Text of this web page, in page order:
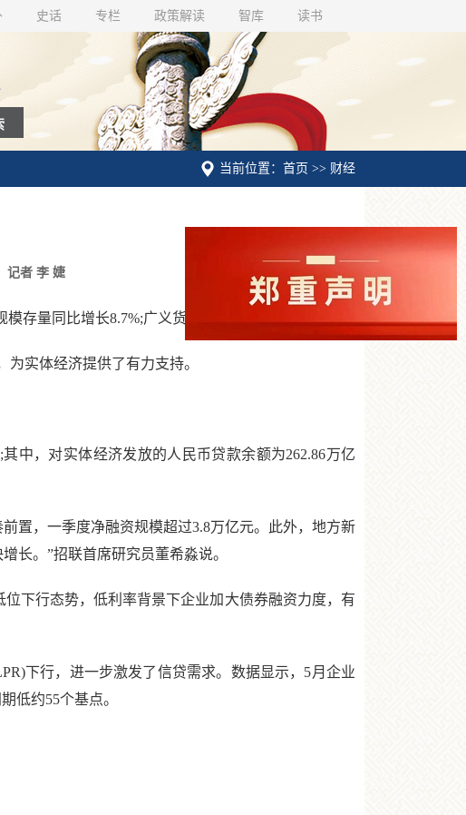
史话 专栏 政策解读 智库 读书
当前位置：首页 >> 财经
记者 李 婕
量同比增长8.7%;广义货币余额同比增长7.9%。
实体经济提供了有力支持。
，对实体经济发放的人民币贷款余额为262.86万亿
，一季度净融资规模超过3.8万亿元。此外，地方新
长。”招联首席研究员董希淼说。
下行态势，低利率背景下企业加大债券融资力度，有
下行，进一步激发了信贷需求。数据显示，5月企业
低约55个基点。